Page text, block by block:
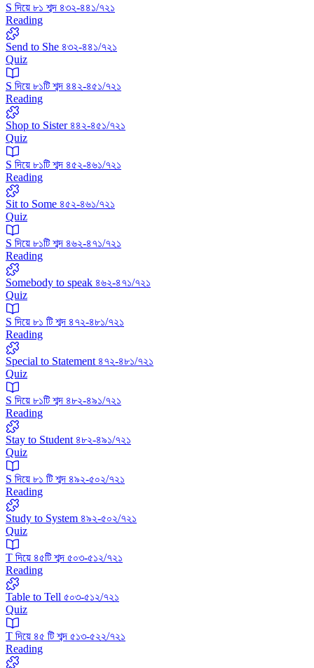
‍S দিয়ে ৮১ শব্দ ৪৩২-৪৪১/৭২১
Reading
Send to She ৪৩২-৪৪১/৭২১
Quiz
S দিয়ে ৮১টি শব্দ ৪৪২-৪৫১/৭২১
Reading
Shop to Sister ৪৪২-৪৫১/৭২১
Quiz
S দিয়ে ৮১টি শব্দ ৪৫২-৪৬১/৭২১
Reading
Sit to Some ৪৫২-৪৬১/৭২১
Quiz
S দিয়ে ৮১টি শব্দ ৪৬২-৪৭১/৭২১
Reading
Somebody to speak ৪৬২-৪৭১/৭২১
Quiz
S দিয়ে ৮১ টি শব্দ ৪৭২-৪৮১/৭২১
Reading
Special to Statement ৪৭২-৪৮১/৭২১
Quiz
S দিয়ে ৮১টি শব্দ ৪৮২-৪৯১/৭২১
Reading
Stay to Student ৪৮২-৪৯১/৭২১
Quiz
S দিয়ে ৮১ টি শব্দ ৪৯২-৫০২/৭২১
Reading
Study to System ৪৯২-৫০২/৭২১
Quiz
T দিয়ে ৪৫টি শব্দ ৫০৩-৫১২/৭২১
Reading
Table to Tell ৫০৩-৫১২/৭২১
Quiz
T দিয়ে ৪৫ টি শব্দ ৫১৩-৫২২/৭২১
Reading